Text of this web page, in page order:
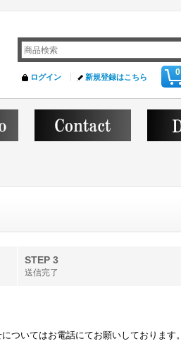
0
ログイン 新規登録はこちら
STEP 3
送信完了
ついてはお電話にてお願いしております。